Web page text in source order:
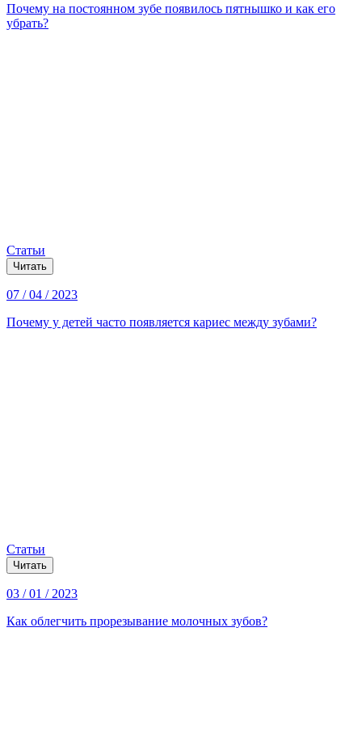
Почему на постоянном зубе появилось пятнышко и как его
убрать?
Статьи
Читать
07 / 04 / 2023
Почему у детей часто появляется кариес между зубами?
Статьи
Читать
03 / 01 / 2023
Как облегчить прорезывание молочных зубов?